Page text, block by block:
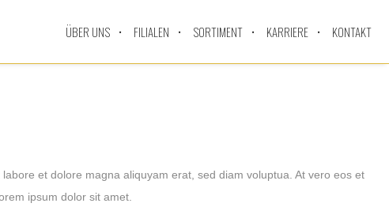
ÜBER UNS FILIALEN SORTIMENT KARRIERE KONTAKT
et dolore magna aliquyam erat, sed diam voluptua. At vero eos et
ipsum dolor sit amet.